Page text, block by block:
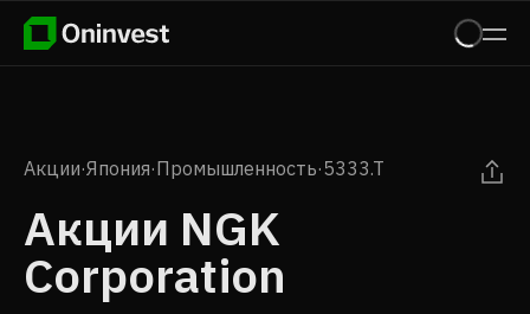
Акции·Япония·Промышленность·5333.T
Акции NGK
Corporation